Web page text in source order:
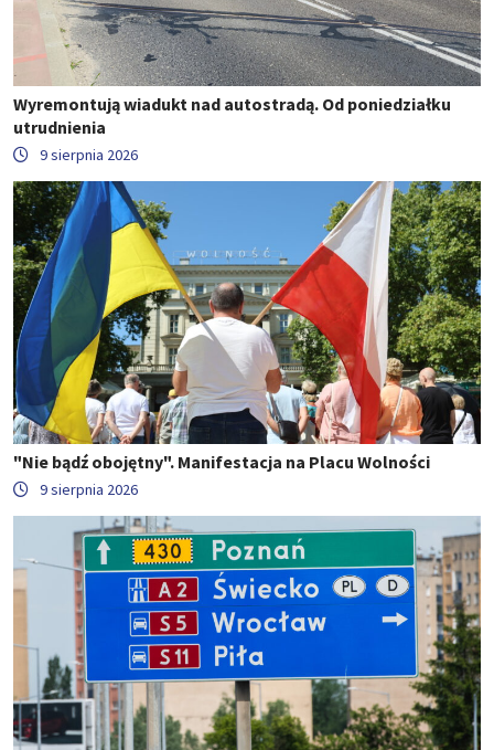
Wyremontują wiadukt nad autostradą. Od poniedziałku
utrudnienia
9 sierpnia 2026
"Nie bądź obojętny". Manifestacja na Placu Wolności
9 sierpnia 2026